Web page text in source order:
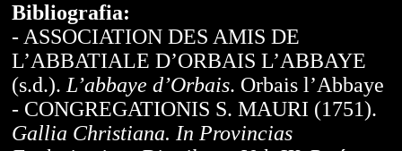
Bibliografia:
- ASSOCIATION DES AMIS DE
L’ABBATIALE D’ORBAIS L’ABBAYE
(s.d.). L’abbaye d’Orbais. Orbais l’Abbaye
- CONGREGATIONIS S. MAURI (1751).
Gallia Christiana. In Provincias